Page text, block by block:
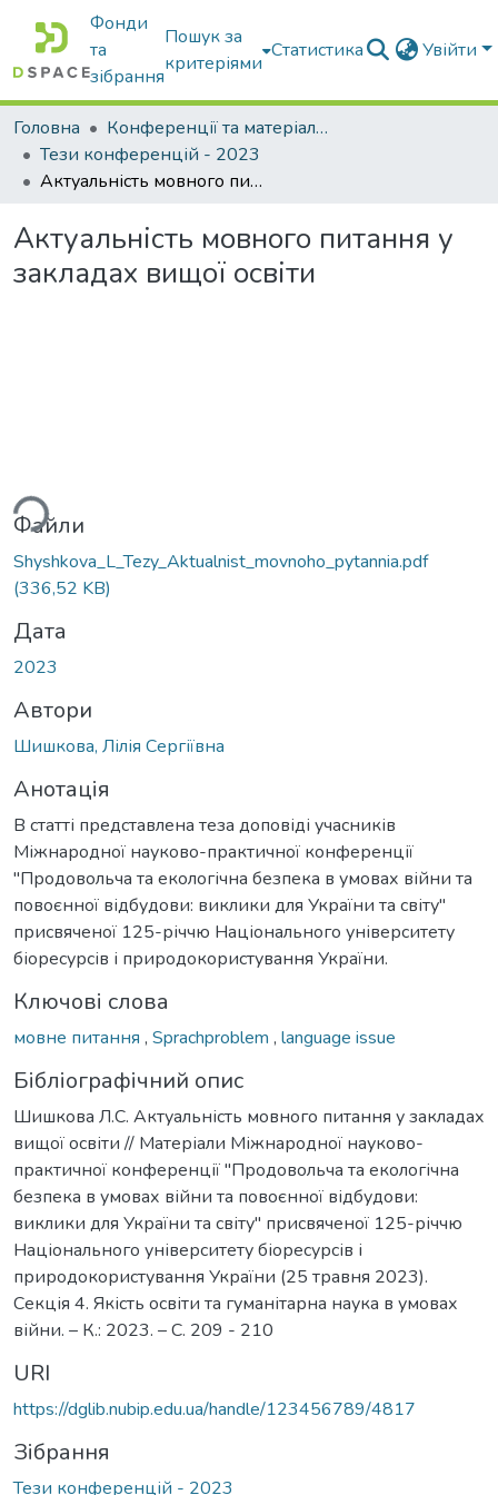
Фонди
та
зібрання
Пошук за
критеріями
Статистика Увійти
Головна
Конференції та матеріали конференцій
Тези конференцій - 2023
Актуальність мовного питання у закладах вищої освіти
Актуальність мовного питання у
закладах вищої освіти
Файли
Shyshkova_L_Tezy_Aktualnist_movnoho_pytannia.pdf
(336,52 KB)
Дата
2023
Автори
Шишкова, Лілія Сергіївна
Анотація
В статті представлена теза доповіді учасників
Міжнародної науково-практичної конференції
"Продовольча та екологічна безпека в умовах війни та
повоєнної відбудови: виклики для України та світу"
присвяченої 125-річчю Національного університету
біоресурсів і природокористування України.
Ключові слова
мовне питання , Sprachproblem , language issue
Бібліографічний опис
Шишкова Л.С. Актуальність мовного питання у закладах
вищої освіти // Матеріали Міжнародної науково-
практичної конференції "Продовольча та екологічна
безпека в умовах війни та повоєнної відбудови:
виклики для України та світу" присвяченої 125-річчю
Національного університету біоресурсів і
природокористування України (25 травня 2023).
Секція 4. Якість освіти та гуманітарна наука в умовах
війни. – К.: 2023. – С. 209 - 210
URI
https://dglib.nubip.edu.ua/handle/123456789/4817
Зібрання
Тези конференцій - 2023